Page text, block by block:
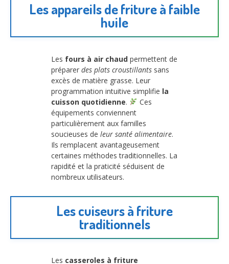
Les appareils de friture à faible
huile
Les fours à air chaud permettent de
préparer des plats croustillants sans
excès de matière grasse. Leur
programmation intuitive simplifie la
cuisson quotidienne.
Ces
équipements conviennent
particulièrement aux familles
soucieuses de leur santé alimentaire.
Ils remplacent avantageusement
certaines méthodes traditionnelles. La
rapidité et la praticité séduisent de
nombreux utilisateurs.
Les cuiseurs à friture
traditionnels
Les casseroles à friture